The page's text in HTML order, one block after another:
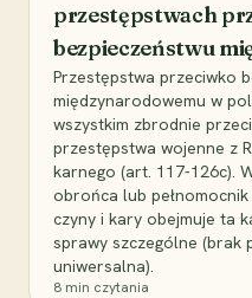
przestępstwach
bezpieczeństwu
Przestępstwa przeciwko
międzynarodowemu w
wszystkim zbrodnie
przestępstwa wojenne z
karnego (art. 117-126c).
obrońca lub
czyny i kary obejmuje ta
sprawy szczególne (brak
uniwersalna).
8 min czytania